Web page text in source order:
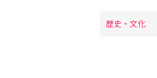
歴史・文化